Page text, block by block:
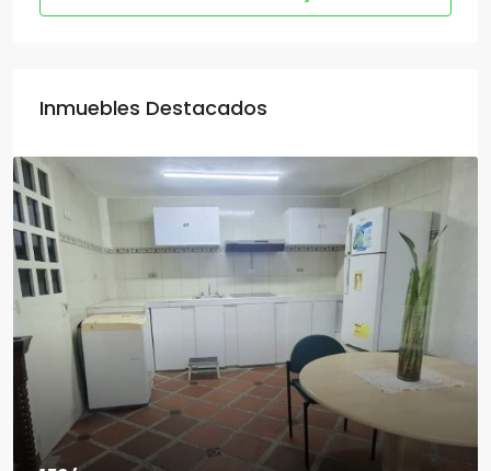
Inmuebles Destacados